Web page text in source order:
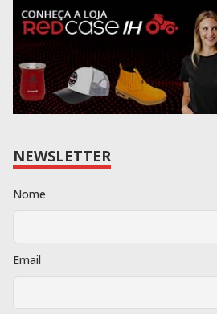
NEWSLETTER
Nome
Email